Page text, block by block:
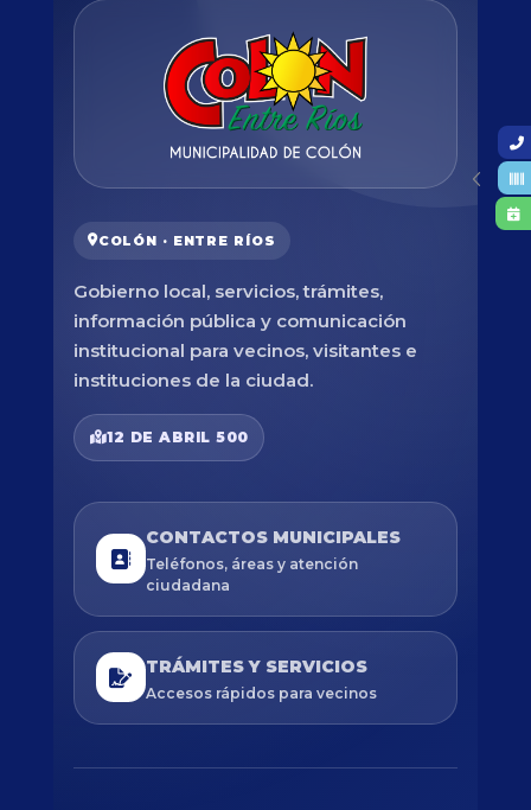
COLÓN · ENTRE RÍOS
Gobierno local, servicios, trámites,
información pública y comunicación
institucional para vecinos, visitantes e
instituciones de la ciudad.
12 DE ABRIL 500
CONTACTOS MUNICIPALES
Teléfonos, áreas y atención
ciudadana
TRÁMITES Y SERVICIOS
Accesos rápidos para vecinos